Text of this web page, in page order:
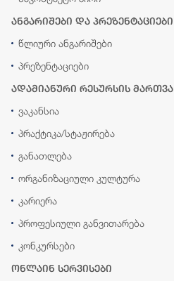
ანგარიშები და პრეზენტაციები
წლიური ანგარიშები
პრეზენტაციები
ადამიანური რესურსის მართვა
ვაკანსია
პრაქტიკა/სტაჟირება
განათლება
ორგანიზაციული კულტურა
კარიერა
პროფესიული განვითარება
კონკურსები
ონლაინ სერვისები